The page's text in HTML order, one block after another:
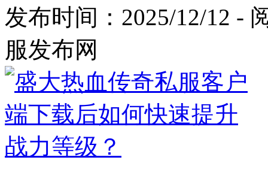
发布时间：2025/12/12 -
服发布网